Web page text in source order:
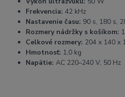
Frekvencia: 42 kHz
Nastavenie času: 90 s, 180 s,
Rozmery nádržky s košíkom:
Celkové rozmery: 204 x 140 x
Hmotnosť: 1,0 kg
Napätie: AC 220–240 V, 50 Hz